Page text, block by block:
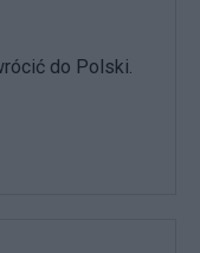
do Polski.